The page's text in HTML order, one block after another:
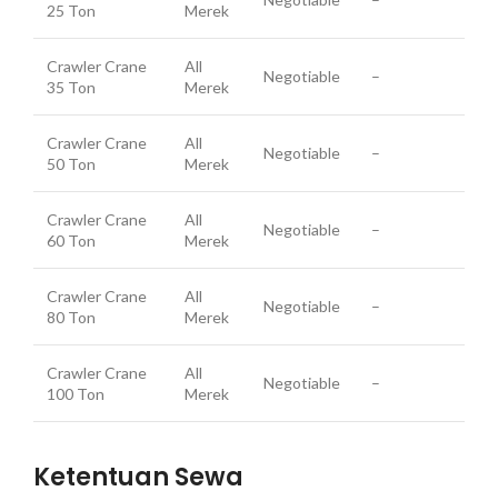
25 Ton
Merek
Crawler Crane
35 Ton
All
Merek
Negotiable –
Crawler Crane
50 Ton
All
Merek
Negotiable –
Crawler Crane
60 Ton
All
Merek
Negotiable –
Crawler Crane
80 Ton
All
Merek
Negotiable –
Crawler Crane
100 Ton
All
Merek
Negotiable –
Ketentuan Sewa